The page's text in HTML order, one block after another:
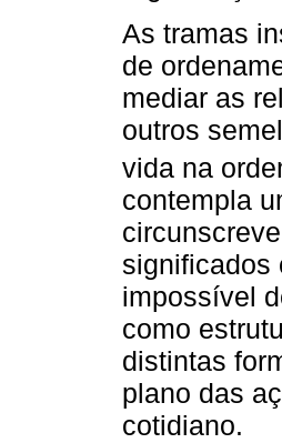
As tramas
de
mediar as
outros
vida na
contempla
significados
impossível
como
distintas
plano das
cotidiano.